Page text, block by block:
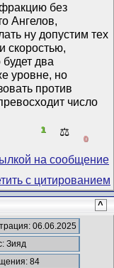
без
Ангелов,
ну допустим тех
скоростью,
два
уровне, но
против
число
1 ⚖️
0
^
06.06.2025
Зияд
84